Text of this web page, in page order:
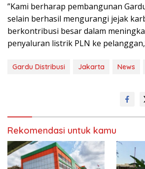
”Kami berharap pembangunan
selain berhasil mengurangi jejak
berkontribusi besar dalam
penyaluran listrik PLN ke
Gardu Distribusi Jakarta News
Rekomendasi untuk kamu